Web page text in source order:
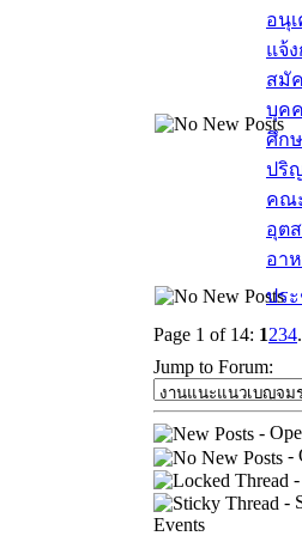
อนุ
แจ้
สมั
บุค
ศึก
ปริ
คณ
อุต
อา
ปร
Page 1 of 14: 1234
Jump to Forum:
-
-
-
Events